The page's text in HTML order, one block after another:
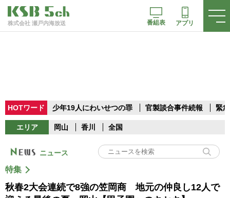
株式会社 瀬戸内海放送 番組表 アプリ
HOTワード 少年19人にわいせつの罪 官製談合事件続報 緊
エリア 岡山 香川 全国
ニュース
特集
秋春2大会連続で8強の笠岡商 地元の仲良し12人で